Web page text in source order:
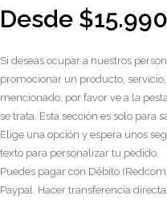
Desde $15.990
Si deseas ocupar a nuestros
promocionar un producto,
mencionado, por favor ve a la
se trata. Esta sección es solo para
Elige una opción y espera unos
texto para personalizar tu pedido.
Puedes pagar con Débito
Paypal. Hacer transferencia directa